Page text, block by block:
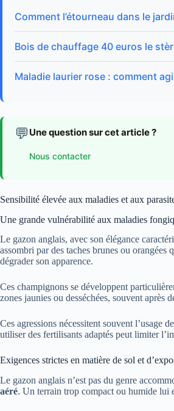
Comment l’étourneau dans le
Bois de chauffage 40 euros le
Maladie laurier rose : comment
💬 Une question sur cet article ?
Nous contacter
Sensibilité élevée aux maladies et aux
Une grande vulnérabilité aux maladies
Le gazon anglais, avec son élégance
assombri par des taches brunes ou
dégrader son apparence.
Ces champignons se développent
zones jaunies ou desséchées, souvent après
Ces agressions nécessitent souvent l’usage
utiliser des fertilisants adaptés peut limiter
Exigences strictes en matière de sol et
Le gazon anglais n’est pas du genre
aéré. Un terrain trop compact ou humide lui